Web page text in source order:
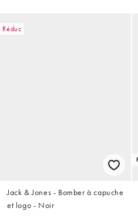
Réduc
Jack & Jones - Bomber à capuche
et logo - Noir